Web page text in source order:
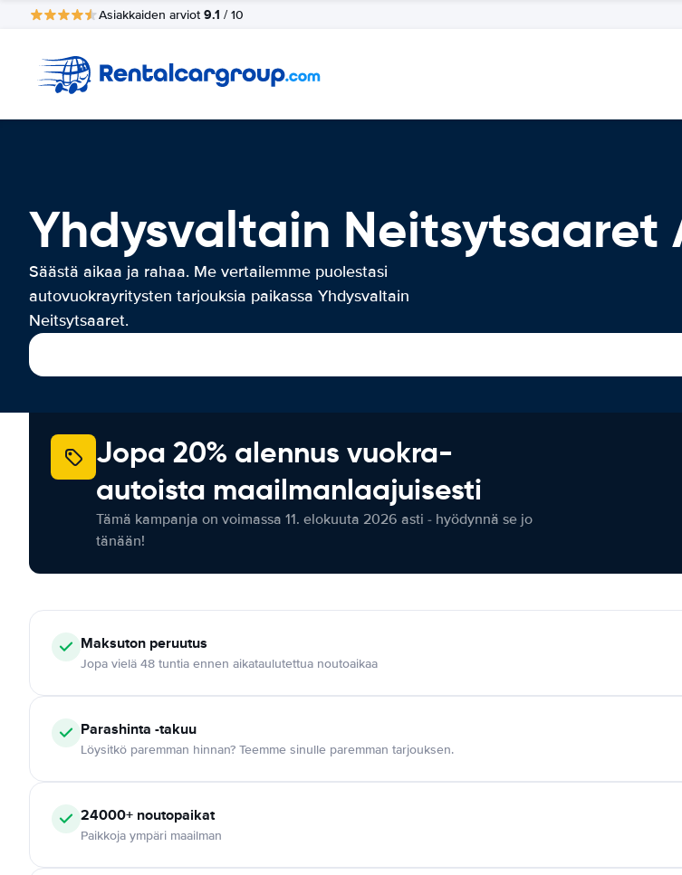
Asiakkaiden arviot 9.1 / 10
Yhdysvaltain Neitsytsaaret
Säästä aikaa ja rahaa. Me vertailemme puolestasi
autovuokrayritysten tarjouksia paikassa Yhdysvaltain
Neitsytsaaret.
Jopa 20% alennus vuokra-
autoista maailmanlaajuisesti
Tämä kampanja on voimassa 11. elokuuta 2026 asti - hyödynnä se jo
tänään!
Maksuton peruutus
Jopa vielä 48 tuntia ennen aikataulutettua noutoaikaa
Parashinta -takuu
Löysitkö paremman hinnan? Teemme sinulle paremman tarjouksen.
24000+ noutopaikat
Paikkoja ympäri maailman